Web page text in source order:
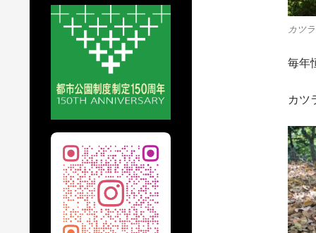
カツ
毎年
カツ